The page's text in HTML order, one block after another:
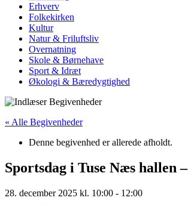
Erhverv
Folkekirken
Kultur
Natur & Friluftsliv
Overnatning
Skole & Børnehave
Sport & Idræt
Økologi & Bæredygtighed
« Alle Begivenheder
Denne begivenhed er allerede afholdt.
Sportsdag i Tuse Næs hallen
28. december 2025 kl. 10:00 - 12:00